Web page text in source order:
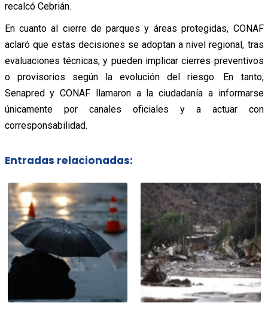
recalcó Cebrián.
En cuanto al cierre de parques y áreas protegidas, CONAF
aclaró que estas decisiones se adoptan a nivel regional, tras
evaluaciones técnicas, y pueden implicar cierres preventivos
o provisorios según la evolución del riesgo. En tanto,
Senapred y CONAF llamaron a la ciudadanía a informarse
únicamente por canales oficiales y a actuar con
corresponsabilidad.
Entradas relacionadas: